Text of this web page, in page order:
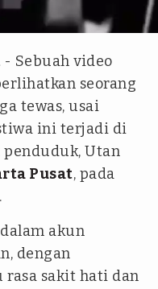
- Sebuah video
seorang
tewas, usai
ini terjadi di
Utan
Pusat, pada
akun
dengan
rasa sakit hati dan